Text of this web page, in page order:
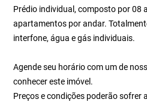
Prédio individual, composto por 08
apartamentos por andar.
interfone, água e gás individuais.
Agende seu horário com um de
conhecer este imóvel.
Preços e condições poderão sofrer